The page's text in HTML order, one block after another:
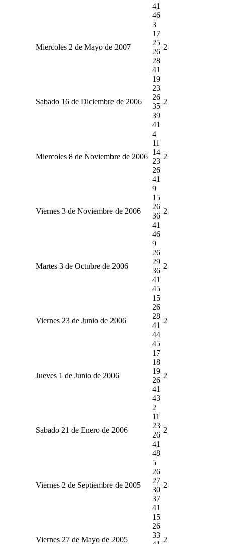
41
46
Miercoles 2 de Mayo de 2007
3
17
25
26
28
41
2
Sabado 16 de Diciembre de 2006
19
23
26
35
39
41
2
Miercoles 8 de Noviembre de 2006
4
11
14
23
26
41
2
Viernes 3 de Noviembre de 2006
9
15
26
36
41
46
2
Martes 3 de Octubre de 2006
9
26
29
36
41
45
2
Viernes 23 de Junio de 2006
15
26
28
41
44
45
2
Jueves 1 de Junio de 2006
17
18
19
26
41
43
2
Sabado 21 de Enero de 2006
2
11
23
26
41
48
2
Viernes 2 de Septiembre de 2005
5
26
27
30
37
41
2
Viernes 27 de Mayo de 2005
15
26
33
2